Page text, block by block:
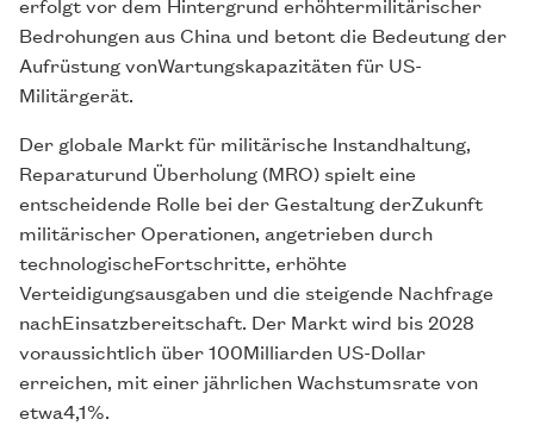
erfolgt vor dem Hintergrund erhöhtermilitärischer
Bedrohungen aus China und betont die Bedeutung der
Aufrüstung vonWartungskapazitäten für US-
Militärgerät.
Der globale Markt für militärische Instandhaltung,
Reparaturund Überholung (MRO) spielt eine
entscheidende Rolle bei der Gestaltung derZukunft
militärischer Operationen, angetrieben durch
technologischeFortschritte, erhöhte
Verteidigungsausgaben und die steigende Nachfrage
nachEinsatzbereitschaft. Der Markt wird bis 2028
voraussichtlich über 100Milliarden US-Dollar
erreichen, mit einer jährlichen Wachstumsrate von
etwa4,1%.